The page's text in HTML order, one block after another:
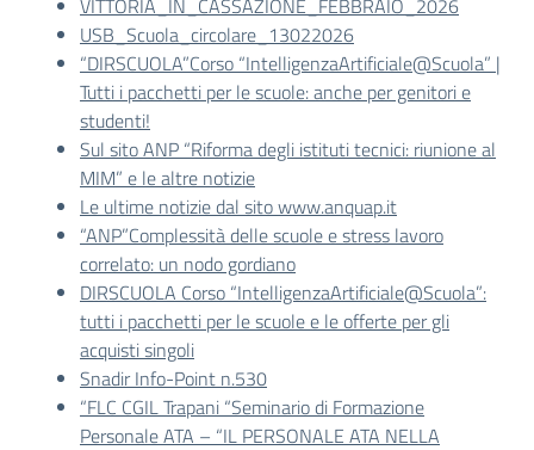
VITTORIA_IN_CASSAZIONE_FEBBRAIO_2026
USB_Scuola_circolare_13022026
“DIRSCUOLA”Corso “IntelligenzaArtificiale@Scuola” |
Tutti i pacchetti per le scuole: anche per genitori e
studenti!
Sul sito ANP “Riforma degli istituti tecnici: riunione al
MIM” e le altre notizie
Le ultime notizie dal sito www.anquap.it
“ANP”Complessità delle scuole e stress lavoro
correlato: un nodo gordiano
DIRSCUOLA Corso “IntelligenzaArtificiale@Scuola”:
tutti i pacchetti per le scuole e le offerte per gli
acquisti singoli
Snadir Info-Point n.530
“FLC CGIL Trapani “Seminario di Formazione
Personale ATA – “IL PERSONALE ATA NELLA